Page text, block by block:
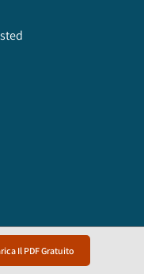
Il PDF Gratuito